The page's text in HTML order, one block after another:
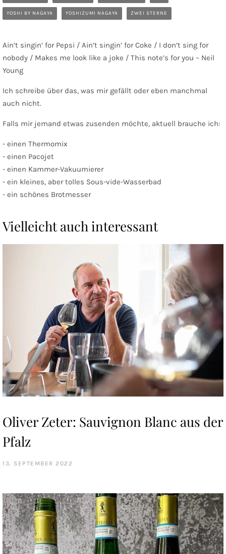
YOSHI BY NAGAYA YOSHIZUMI NAGAYA ZWEI STERNE
Ain’t singin‘ for Pepsi / Ain’t singin‘ for Coke / I don’t sing for
nobody / Makes me look like a joke / This note’s for you – Neil
Young
Ich schreibe über das, was mir gefällt oder eben manchmal
auch nicht.
Falls mir jemand etwas zusenden möchte, aktuell brauche ich:
- einen Thermomix
- einen Pacojet
- einen Kammer-Vakuumierer
- ein kleines, aber tolles Sous-vide-Wasserbad
- ein schönes Brotmesser
Vielleicht auch interessant
Oliver Zeter: Sauvignon Blanc aus der
Pfalz
13. SEPTEMBER 2022